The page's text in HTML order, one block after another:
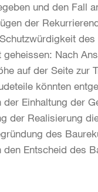
und den Fall
der
Nach
auf der Seite zur
könnten
Einhaltung der
der Realisierung
des
Entscheid des